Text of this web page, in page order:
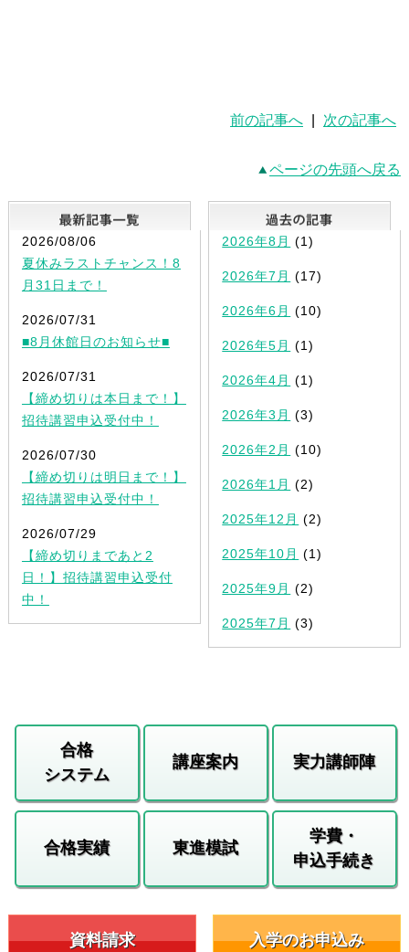
前の記事へ 次の記事へ
ページの先頭へ戻る
最新記事一覧
2026/08/06
夏休みラストチャンス！8
月31日まで！
2026/07/31
■8月休館日のお知らせ■
2026/07/31
【締め切りは本日まで！】
招待講習申込受付中！
2026/07/30
【締め切りは明日まで！】
招待講習申込受付中！
2026/07/29
【締め切りまであと2
日！】招待講習申込受付
中！
2026年8月 (1)
2026年7月 (17)
2026年6月 (10)
2026年5月 (1)
2026年4月 (1)
2026年3月 (3)
2026年2月 (10)
2026年1月 (2)
2025年12月 (2)
2025年10月 (1)
2025年9月 (2)
2025年7月 (3)
合格
システム
講座案内 実力講師陣
合格実績 東進模試
学費・
申込手続き
資料請求 入学のお申込み